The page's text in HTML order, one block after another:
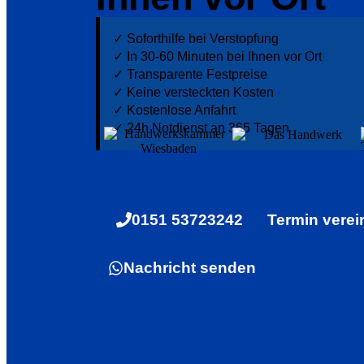
✓ Soforthilfe bei Verstopfung
✓ In 30-60 Minuten bei Ihnen vor Ort
✓ ⁠Transparente Festpreise
✓ Keine versteckten Kosten
✓ Kostenlose Anfahrt
✓ ⁠24h Notdienst an 365 Tagen
0151 53723242 Termin
Nachricht senden